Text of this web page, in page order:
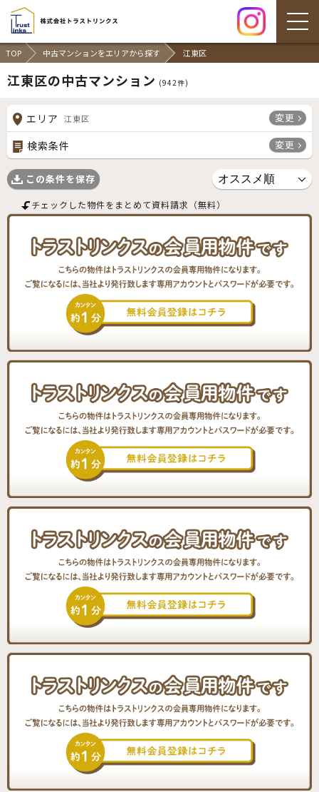
TOP 中古マンションをエリアから探す 江東区
江東区の中古マンション (942件)
エリア 江東区 変更
検索条件 変更
この条件を保存
チェックした物件をまとめて資料請求（無料）